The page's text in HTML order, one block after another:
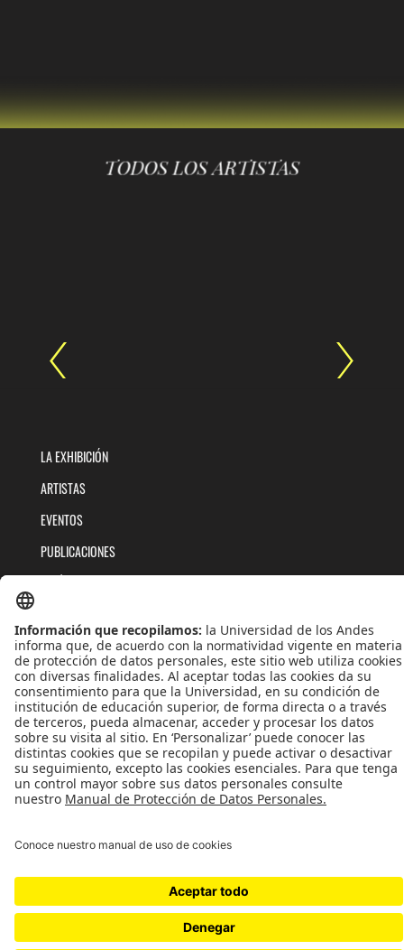
TODOS LOS ARTISTAS
LA EXHIBICIÓN
ARTISTAS
EVENTOS
PUBLICACIONES
TÉRMINOS Y CONDICIONES
Universidad de los Andes | Vigilada MinEducación